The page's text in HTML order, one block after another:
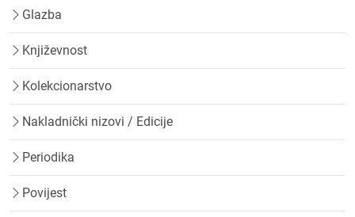
Glazba
Književnost
Kolekcionarstvo
Nakladnički nizovi / Edicije
Periodika
Povijest